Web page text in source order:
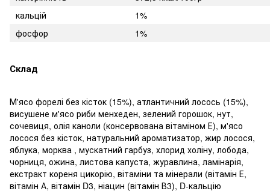
кальцій
1%
фосфор
1%
Склад
М'ясо форелі без кісток (15%), атлантичний лосось (15%),
висушене м'ясо риби менхеден, зелений горошок, нут,
сочевиця, олія каноли (консервована вітаміном Е), м'ясо
лосося без кісток, натуральний ароматизатор, жир лосося,
яблука, морква , мускатний гарбуз, хлорид холіну, лобода,
чорниця, ожина, листова капуста, журавлина, ламінарія,
екстракт кореня цикорію, вітаміни та мінерали (вітамін Е,
вітамін А, вітамін D3, ніацин (вітамін В3), D-кальцію